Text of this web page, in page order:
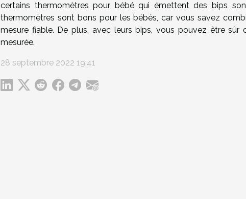
certains thermomètres pour bébé qui émettent des bips
thermomètres sont bons pour les bébés, car vous savez
mesure fiable. De plus, avec leurs bips, vous pouvez être
mesurée.
28 septembre 2022 19:41